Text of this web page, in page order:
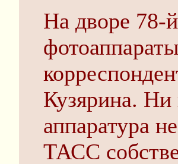
На дворе 78-
Кузярина.
аппаратура
ТАСС